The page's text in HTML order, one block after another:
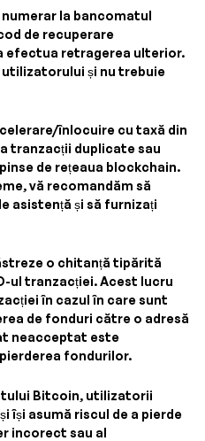
la bancomatul
de recuperare
efectua retragerea ulterior.
și nu trebuie
înlocuire cu taxă din
tranzacții duplicate sau
de rețeaua blockchain.
vă recomandăm să
asistență și să furnizați
o chitanță tipărită
ul tranzacției. Acest lucru
în cazul în care sunt
de fonduri către o adresă
neacceptat este
fondurilor.
Bitcoin, utilizatorii
își asumă riscul de a pierde
incorect sau al